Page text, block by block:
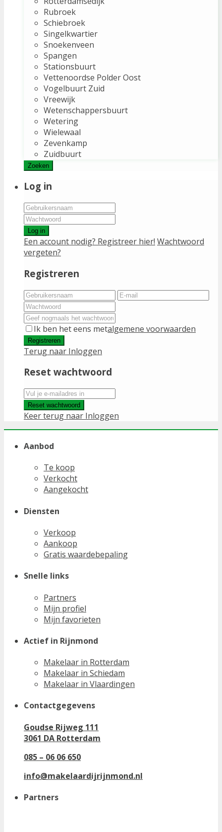
Rubroek
Schiebroek
Singelkwartier
Snoekenveen
Spangen
Stationsbuurt
Vettenoordse Polder Oost
Vogelbuurt Zuid
Vreewijk
Wetenschappersbuurt
Wetering
Wielewaal
Zevenkamp
Zuidbuurt
Zoeken
Log in
Log in
Een account nodig? Registreer hier! Wachtwoord
vergeten?
Registreren
Ik ben het eens metalgemene voorwaarden
Registreren
Terug naar Inloggen
Reset wachtwoord
Reset wachtwoord
Keer terug naar Inloggen
Aanbod
Te koop
Verkocht
Aangekocht
Diensten
Verkoop
Aankoop
Gratis waardebepaling
Snelle links
Partners
Mijn profiel
Mijn favorieten
Actief in Rijnmond
Makelaar in Rotterdam
Makelaar in Schiedam
Makelaar in Vlaardingen
Contactgegevens
Goudse Rijweg 111
3061 DA Rotterdam
085 – 06 06 650
info@makelaardijrijnmond.nl
Partners